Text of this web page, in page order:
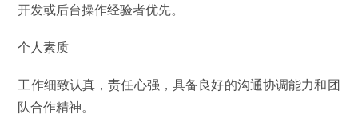
开发或后台操作经验者优先。
个人素质
工作细致认真，责任心强，具备良好的沟通协调能力和团
队合作精神。